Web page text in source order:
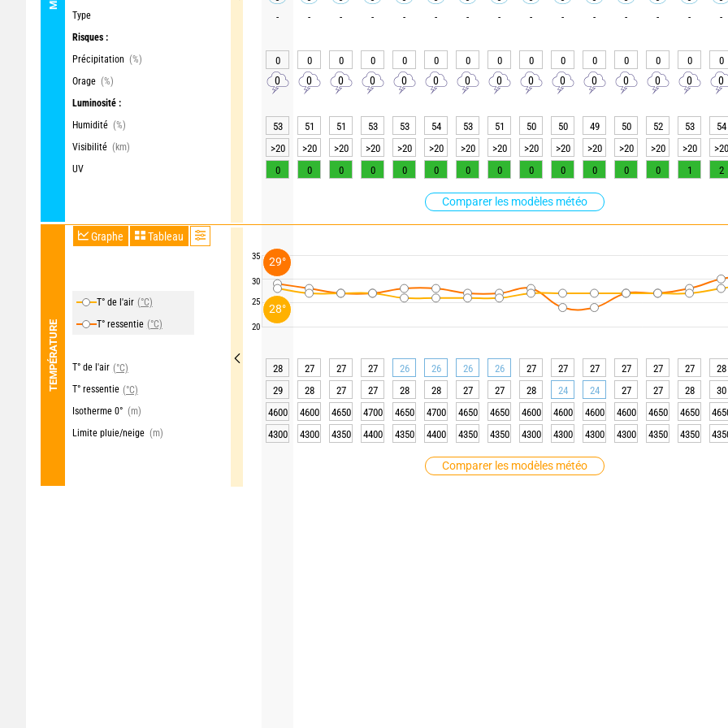
Type
Risques :
Précipitation (%)
Orage (%)
Luminosité :
Humidité (%)
Visibilité (km)
UV
Comparer les modèles météo
TEMPÉRATURE
Graphe Tableau
T° de l'air (°C)
T° ressentie (°C)
T° de l'air (°C)
T° ressentie (°C)
Isotherme 0° (m)
Limite pluie/neige (m)
Comparer les modèles météo
35
30
25
20
- - - - - - - - - - - - - - -
0 0 0 0 0 0 0 0 0 0 0 0 0 0 0
0 0 0 0 0 0 0 0 0 0 0 0 0 0 0
53 51 51 53 53 54 53 51 50 50 49 50 52 53 54
>20
>20 >20 >20 >20 >20 >20 >20 >20 >20 >20 >20 >20 >20 >20
0
0 0 0 0 0 0 0 0 0 0 0 0 1 2
28 27 27 27 26 26 26 26 27 27 27 27 27 27 28
29
28 27 27 28 28 27 27 28 24 24 27 27 28 30
4600
4600 4650 4700 4650 4700 4650 4650 4600 4600 4600 4600 4650 4650
4300
4300 4350 4400 4350 4400 4350 4350 4300 4300 4300 4300 4350 4350
28°
29°